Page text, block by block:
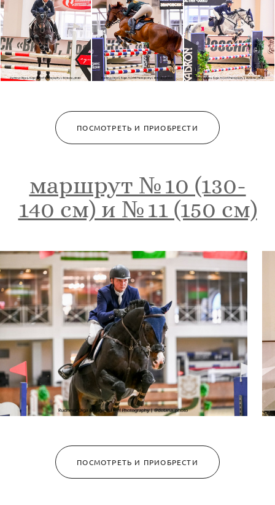
ПОСМОТРЕТЬ И ПРИОБРЕСТИ
маршрут № 10 (130-
140 см) и № 11 (150 см)
ПОСМОТРЕТЬ И ПРИОБРЕСТИ